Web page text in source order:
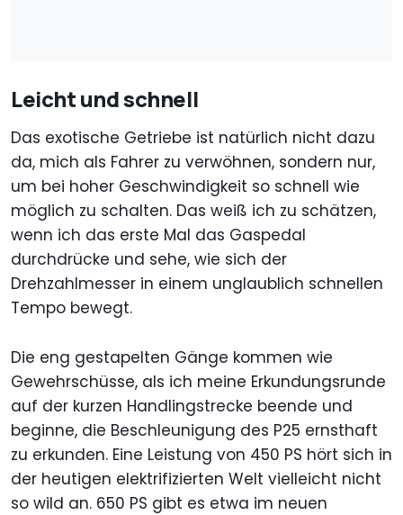
Leicht und schnell
Das exotische Getriebe ist natürlich nicht dazu
da, mich als Fahrer zu verwöhnen, sondern nur,
um bei hoher Geschwindigkeit so schnell wie
möglich zu schalten. Das weiß ich zu schätzen,
wenn ich das erste Mal das Gaspedal
durchdrücke und sehe, wie sich der
Drehzahlmesser in einem unglaublich schnellen
Tempo bewegt.
Die eng gestapelten Gänge kommen wie
Gewehrschüsse, als ich meine Erkundungsrunde
auf der kurzen Handlingstrecke beende und
beginne, die Beschleunigung des P25 ernsthaft
zu erkunden. Eine Leistung von 450 PS hört sich in
der heutigen elektrifizierten Welt vielleicht nicht
so wild an. 650 PS gibt es etwa im neuen